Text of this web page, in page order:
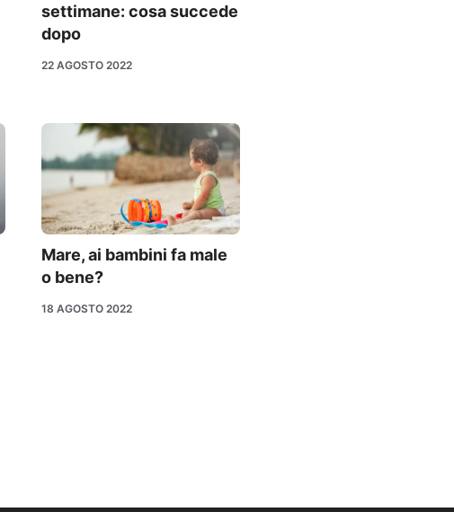
settimane: cosa succede
dopo
22 AGOSTO 2022
Mare, ai bambini fa male
o bene?
18 AGOSTO 2022